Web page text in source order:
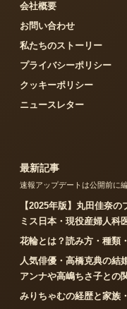
会社概要
お問い合わせ
私たちのストーリー
プライバシーポリシー
クッキーポリシー
ニュースレター
最新記事
速報アップデートは公開前に
【2025年版】丸田佳奈
ミス日本・現役産婦人科
花輪とは？読み方・種類
人気俳優・高橋克典の結
アンナや高嶋ちさ子との
みりちゃむの経歴と家族